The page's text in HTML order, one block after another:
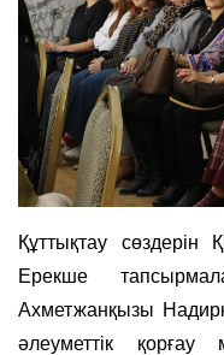
Құттықтау сөздерін
Ерекше
Ахметжанқызы
әлеуметтік қорғау